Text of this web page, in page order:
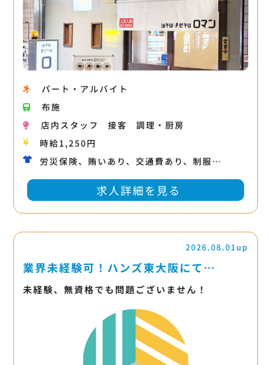
パート・アルバイト
布施
店内スタッフ
接客
調理・厨房
時給1,250円
労災保険、賄いあり、交通費あり、制服…
求人詳細を見る
2026.08.01up
業界未経験可！ハンズ東大阪にて…
未経験、無資格でも問題ございません！